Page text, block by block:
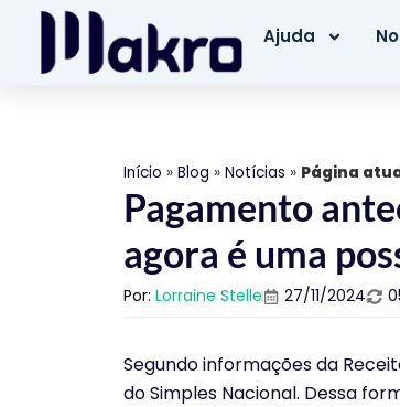
Ajuda
Início » Blog » Notícias » Página
Pagamento
agora é uma
Por: Lorraine Stelle 27/11/2024
Segundo informações da
do Simples Nacional. Dessa